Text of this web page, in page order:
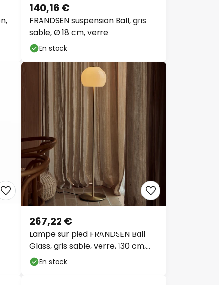
FRANDSEN suspension Ball, gris
sable, Ø 18 cm, verre
140,16 €
En stock
Lampe sur pied FRANDSEN Ball
Glass, gris sable, verre, 130 cm,
E27
267,22 €
En stock